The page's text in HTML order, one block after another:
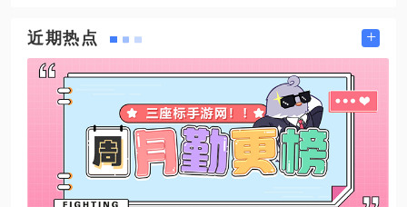
近期热点 +